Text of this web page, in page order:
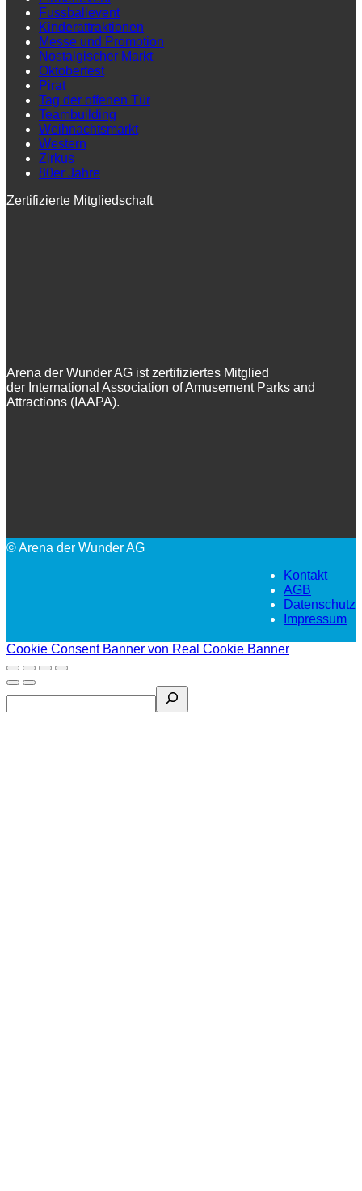
Fussballevent
Kinderattraktionen
Messe und Promotion
Nostalgischer Markt
Oktoberfest
Pirat
Tag der offenen Tür
Teambuilding
Weihnachtsmarkt
Western
Zirkus
80er Jahre
Zertifizierte Mitgliedschaft
Arena der Wunder AG ist zertifiziertes Mitglied
der International Association of Amusement Parks and
Attractions (IAAPA).
© Arena der Wunder AG
Kontakt
AGB
Datenschutz
Impressum
Cookie Consent Banner von Real Cookie Banner